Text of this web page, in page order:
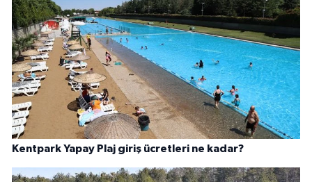
Kentpark Yapay Plaj giriş ücretleri ne kadar?